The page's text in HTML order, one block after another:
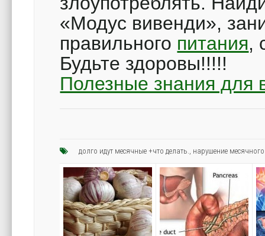
«Модус вивенди»,
правильного питания,
Будьте здоровы!!!!!
Полезные знания для
долго идут месячные +что делать. нарушение